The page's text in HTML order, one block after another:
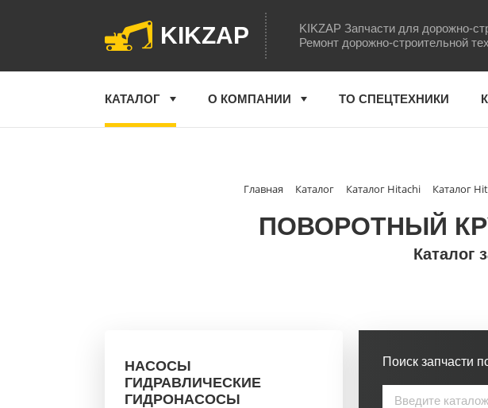
KIKZAP
KIKZAP Запчасти для дорожно-
Ремонт дорожно-строительной
КАТАЛОГ О КОМПАНИИ ТО СПЕЦТЕХНИКИ
Главная Каталог Каталог Hitachi Каталог
ПОВОРОТНЫЙ
Каталог
НАСОСЫ
ГИДРАВЛИЧЕСКИЕ
ГИДРОНАСОСЫ
Поиск запчасти